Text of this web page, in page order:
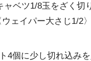
ベツ1/8玉をざく切
ェイパー大さじ1/2
4個に少し切れ込み